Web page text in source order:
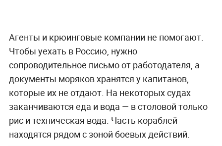
Агенты и крюинговые компании не помогают.
Чтобы уехать в Россию, нужно
сопроводительное письмо от работодателя, а
документы моряков хранятся у капитанов,
которые их не отдают. На некоторых судах
заканчиваются еда и вода — в столовой только
рис и техническая вода. Часть кораблей
находятся рядом с зоной боевых действий.